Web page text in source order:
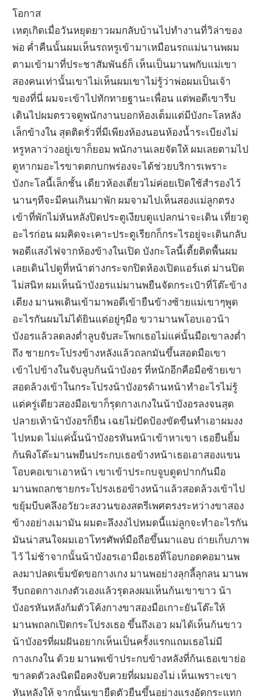
โอกาส
เหตุเกิดเมื่อวันหยุดยาวผมกลับบ้านไปทำงานที่วิล่าของ
พ่อ ค่ำคืนนั้นผมเห็นรถหรูเข้ามาเหมือนรถแม่นานพผม
ตามเข้ามาที่ประชาสัมพันธ์ก็ เห็นเป็นมานพกับแม่เขา
สองคนเท่านั้นเขาไม่เห็นผมเขาไม่รู้ว่าพ่อผมเป็นเจ้า
ของที่นี่ ผมจะเข้าไปทักทายฐานะเพื่อน แต่พอดีเขารีบ
เดินไปผมตรวจดูพนักงานบอกห้องเต็มแต่มีบังกะโลหลัง
เล็กข้างใน สุดติดรั่วที่มีเพียงห้องนอนห้องน้ำระเบียงไม่
หรูหลาว่างอยู่เขาก็ยอม พนักงานเลยจัดให้ ผมเลยตามไป
ดูหากมอะไรขาดตกบกพร่องจะได้ช่วยบริการเพราะ
บังกะโลนี้เล็กชั้น เดียวห้องเดี่ยวไม่ค่อยเปิดใช้สำรองไว้
นานๆทีจะมีคนเกินมาพัก ผมจามไปเห็นสองแม่ลูกตรง
เข้าที่พักไม่หันหลังปิดประตูเงียบดูแปลกน่าจะเดิน เที่ยวดู
อะไรก่อน ผมคิดจะเคาะประตูเรียกก็กระไรอยู่จะเดินกลับ
พอดีแสงไฟจากห้องข้างในเปิด บังกะโลนี้เตี้ยติดพื้นผม
เลยเดินไปดูที่หน้าต่างกระจกปิดห้องเปิดแอร์แต่ ม่านปิด
ไม่สนิท ผมเห็นน้าบังอรแม่มานพยืนจัดกระเป๋าที่โต๊ะข้าง
เตียง มานพเดินเข้ามาพอดีเข้ายืนข้างซ้ายแม่เขาๆพูด
อะไรกันผมไม่ได้ยินแต่อยู่ๆมือ ขวามานพโอบเอวน้า
บังอรแล้วลดลงต่ำลูบจับสะโพกเธอไม่แค่นั้นมือเขาลงต่ำ
ถึง ชายกระโปรงข้างหลังแล้วถลกมันขึ้นสอดมือเขา
เข้าไปข้างในจับลูบก้นน้าบังอร ที่หนักอีกคือมือซ้ายเขา
สอดล้วงเข้าในกระโปรงน้าบังอรด้านหน้าทำอะไรไม่รู้
แต่ครู่เดียวสองมือเขาก็รุดกางเกงในน้าบังอรลงจนสุด
ปลายเท้าน้าบังอรก็ยืน เฉยไม่ปัดป้องขัดขืนทำเอาผมงง
ไปหมด ไม่แค่นั้นน้าบังอรหันหน้าเข้าหาเขา เธอยืนยิ้ม
ก้นพิงโต๊ะมานพยืนประกบเธอข้างหน้าเธอเอาสองแขน
โอบคอเขาเอาหน้า เขาเข้าประกบจูบดูดปากกันมือ
มานพถลกชายกระโปรงเธอข้างหน้าแล้วสอดล้วงเข้าไป
ขยุ้มบีบคลึงอวัยวะสงวนของสตรีเพศตรงระหว่างขาสอง
ข้างอย่างเมามัน ผมตะลึงงงไปหมดนี้แม่ลูกจะทำอะไรกัน
มันน่าสนใจผมเอาโทรศัพท์มือถือขึ้นมาแอบ ถ่ายเก็บภาพ
ไว้ ไม่ช้าจากนั้นน้าบังอรเอามือเธอที่โอบกอดคอมานพ
ลงมาปลดเข็มขัดขอกางเกง มานพอย่างลุกลี้ลุกลน มานพ
รีบถอดกางเกงตัวเองแล้วรุดลงผมเห็นก้นเขาขาว น้า
บังอรหันหลังก้มตัวโค้งกางขาสองมือเกาะยันโต๊ะให้
มานพถลกเปิดกระโปรงเธอ ขึ้นถึงเอว ผมได้เห็นก้นขาว
น้าบังอรที่ผมฝันอยากเห็นเป็นครั้งแรกแถมเธอไม่มี
กางเกงใน ด้วย มานพเข้าประกบข้างหลังที่ก้นเธอเขาย่อ
ขาลดตัวลงนิดมือคงจับควยที่ผมมองไม่ เห็นเพราะเขา
หันหลังให้ จากนั้นเขายืดตัวยืนขึ้นอย่างแรงอัดกระแทก